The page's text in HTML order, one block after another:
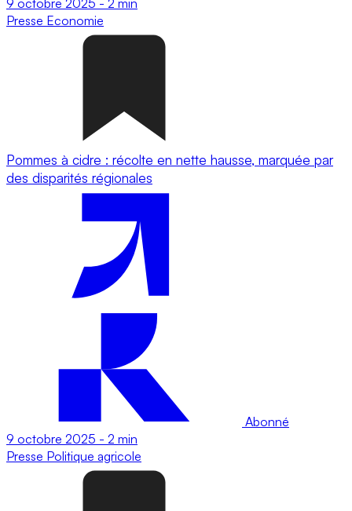
Presse Economie
Pommes à cidre : récolte en nette hausse, marquée par
des disparités régionales
Abonné
9 octobre 2025 - 2 min
Presse Politique agricole